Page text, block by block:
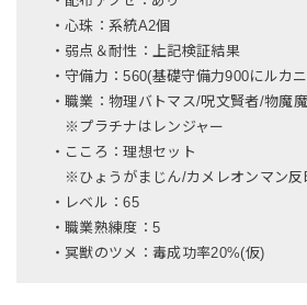
・心珠：系統A2個
・弱点＆耐性：上記検証結果
・守備力：560(基礎守備力900にルカ
・職業：物理バトマス/呪文賢者/物魔
※プラチナはレンジャー
・こころ：理想セット
※ひょうがまじん/カメレオンマン反
・レベル：65
・職業熟練度：5
・冥獣のツメ：毒成功率20%(仮)